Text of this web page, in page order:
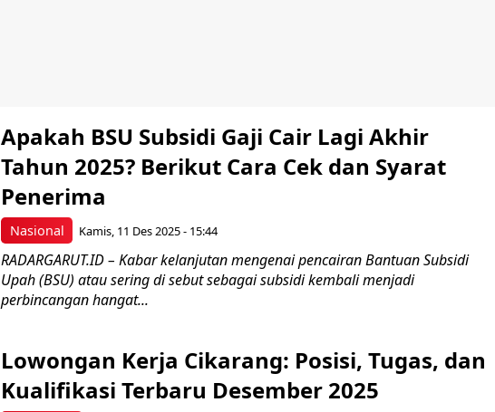
Nasional
Apakah BSU Subsidi Gaji Cair Lagi Akhir
Tahun 2025? Berikut Cara Cek dan Syarat
Penerima
Kamis, 11 Des 2025 - 15:44
RADARGARUT.ID – Kabar kelanjutan mengenai pencairan Bantuan Subsidi
Upah (BSU) atau sering di sebut sebagai subsidi kembali menjadi
perbincangan hangat...
Lowongan Kerja Cikarang: Posisi, Tugas, dan
Kualifikasi Terbaru Desember 2025